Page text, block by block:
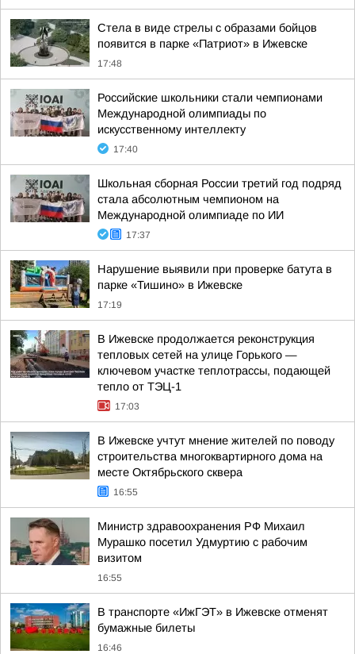
Стела в виде стрелы с образами бойцов
появится в парке «Патриот» в Ижевске
17:48
Российские школьники стали чемпионами
Международной олимпиады по
искусственному интеллекту
17:40
Школьная сборная России третий год подряд
стала абсолютным чемпионом на
Международной олимпиаде по ИИ
17:37
Нарушение выявили при проверке батута в
парке «Тишино» в Ижевске
17:19
В Ижевске продолжается реконструкция
тепловых сетей на улице Горького —
ключевом участке теплотрассы, подающей
тепло от ТЭЦ-1
17:03
В Ижевске учтут мнение жителей по поводу
строительства многоквартирного дома на
месте Октябрьского сквера
16:55
Министр здравоохранения РФ Михаил
Мурашко посетил Удмуртию с рабочим
визитом
16:55
В транспорте «ИжГЭТ» в Ижевске отменят
бумажные билеты
16:46